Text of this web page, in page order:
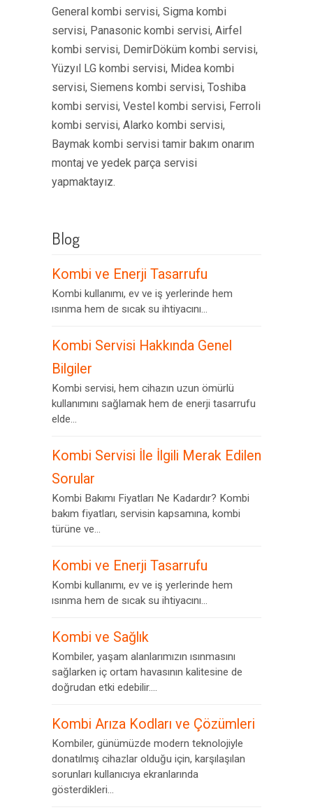
General kombi servisi, Sigma kombi
servisi, Panasonic kombi servisi, Airfel
kombi servisi, DemirDöküm kombi servisi,
Yüzyıl LG kombi servisi, Midea kombi
servisi, Siemens kombi servisi, Toshiba
kombi servisi, Vestel kombi servisi, Ferroli
kombi servisi, Alarko kombi servisi,
Baymak kombi servisi tamir bakım onarım
montaj ve yedek parça servisi
yapmaktayız.
Blog
Kombi ve Enerji Tasarrufu
Kombi kullanımı, ev ve iş yerlerinde hem
ısınma hem de sıcak su ihtiyacını...
Kombi Servisi Hakkında Genel
Bilgiler
Kombi servisi, hem cihazın uzun ömürlü
kullanımını sağlamak hem de enerji tasarrufu
elde...
Kombi Servisi İle İlgili Merak Edilen
Sorular
Kombi Bakımı Fiyatları Ne Kadardır? Kombi
bakım fiyatları, servisin kapsamına, kombi
türüne ve...
Kombi ve Enerji Tasarrufu
Kombi kullanımı, ev ve iş yerlerinde hem
ısınma hem de sıcak su ihtiyacını...
Kombi ve Sağlık
Kombiler, yaşam alanlarımızın ısınmasını
sağlarken iç ortam havasının kalitesine de
doğrudan etki edebilir....
Kombi Arıza Kodları ve Çözümleri
Kombiler, günümüzde modern teknolojiyle
donatılmış cihazlar olduğu için, karşılaşılan
sorunları kullanıcıya ekranlarında
gösterdikleri...